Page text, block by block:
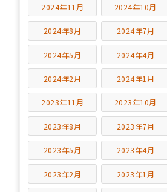
2024年11月 2024年10月
2024年8月 2024年7月
2024年5月 2024年4月
2024年2月 2024年1月
2023年11月 2023年10月
2023年8月 2023年7月
2023年5月 2023年4月
2023年2月 2023年1月